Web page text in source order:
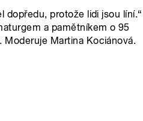
dopředu, protože lidi jsou líní.“
a pamětníkem o 95
Moderuje Martina Kociánová.